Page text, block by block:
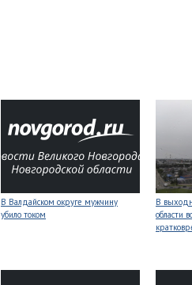
В Валдайском округе мужчину
убило током
В
области